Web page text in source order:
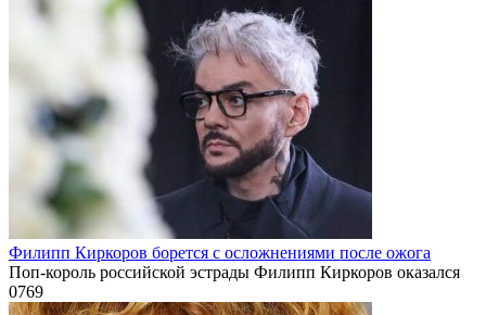
Филипп Киркоров борется с осложнениями после ожога
Поп-король российской эстрады Филипп Киркоров оказался
0769